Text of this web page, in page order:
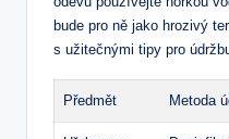
bude pro ně jako hrozivý
s užitečnými tipy pro
Předmět Metoda